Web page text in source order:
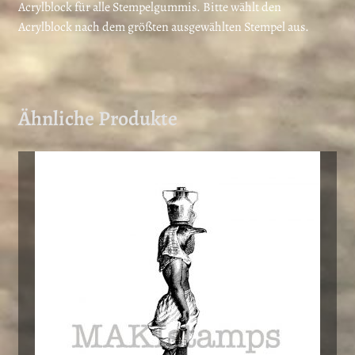
Acrylblock für alle Stempelgummis. Bitte wählt den
Acrylblock nach dem größten ausgewählten Stempel aus.
Ähnliche Produkte